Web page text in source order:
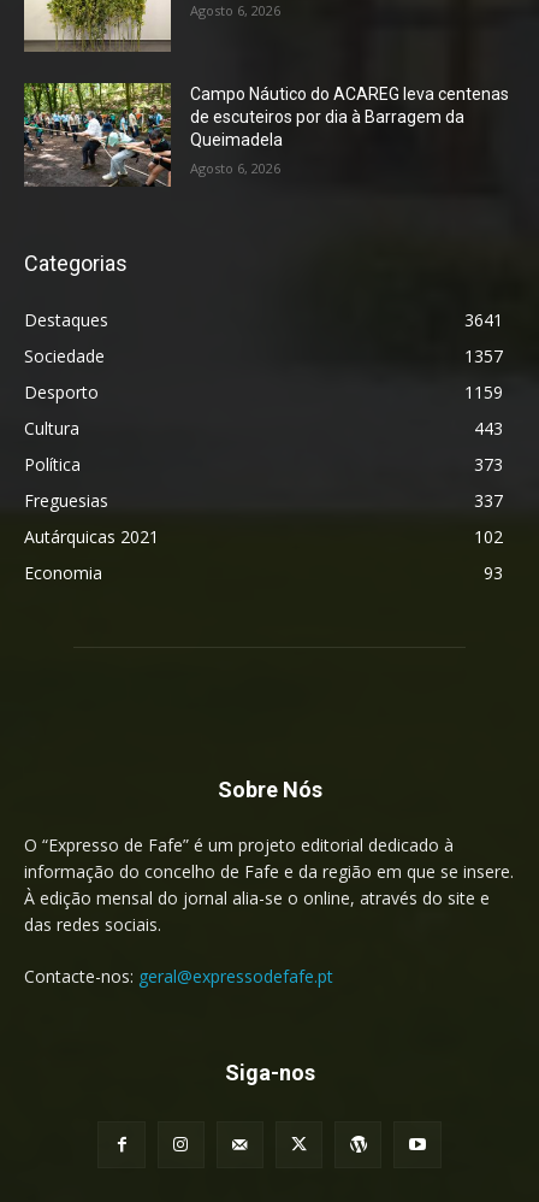
Agosto 6, 2026
Campo Náutico do ACAREG leva centenas
de escuteiros por dia à Barragem da
Queimadela
Agosto 6, 2026
Categorias
Destaques
3641
Sociedade
1357
Desporto
1159
Cultura
443
Política
373
Freguesias
337
Autárquicas 2021
102
Economia
93
Sobre Nós
O “Expresso de Fafe” é um projeto editorial dedicado à
informação do concelho de Fafe e da região em que se insere.
À edição mensal do jornal alia-se o online, através do site e
das redes sociais.
Contacte-nos: geral@expressodefafe.pt
Siga-nos